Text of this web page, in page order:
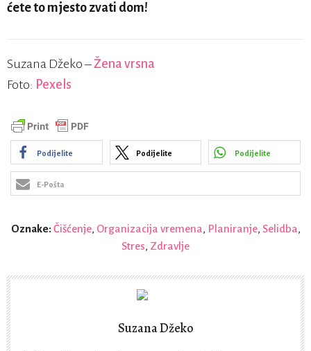
ćete to mjesto zvati dom!
Suzana Džeko –Žena vrsna
Foto: Pexels
Podijelite Podijelite Podijelite
E-Pošta
Oznake: Čišćenje, Organizacija vremena, Planiranje, Selidba,
Stres, Zdravlje
Suzana Džeko